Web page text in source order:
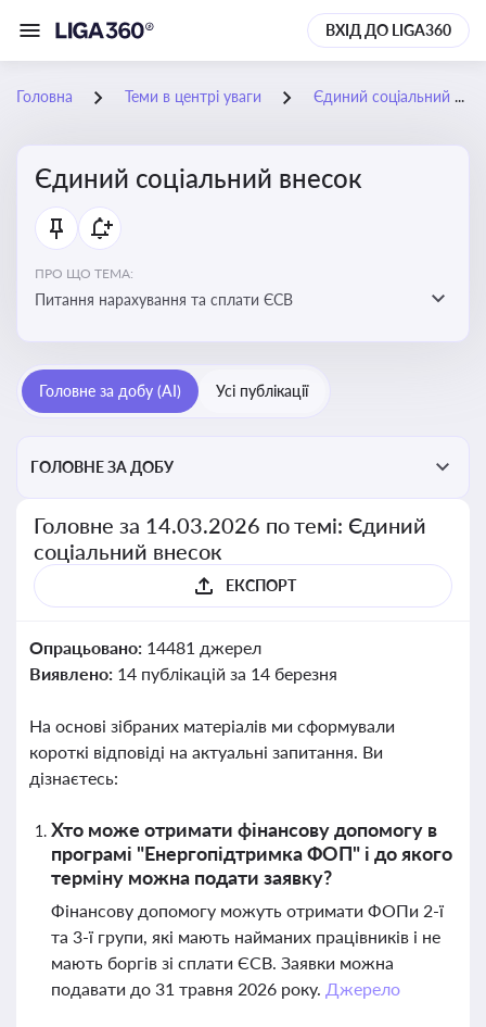
ВХІД ДО LIGA360
Головна Теми в центрі уваги Єдиний соціальний внесок
Єдиний соціальний внесок
ПРО ЩО ТЕМА:
Питання нарахування та сплати ЄСВ
Головне за добу (AI) Усі публікації
ГОЛОВНЕ ЗА ДОБУ
Головне за 14.03.2026 по темі: Єдиний
соціальний внесок
ЕКСПОРТ
Опрацьовано: 14481 джерел
Виявлено: 14 публікацій за 14 березня
На основі зібраних матеріалів ми сформували
короткі відповіді на актуальні запитання. Ви
дізнаєтесь:
Хто може отримати фінансову допомогу в
програмі "Енергопідтримка ФОП" і до якого
терміну можна подати заявку?
Фінансову допомогу можуть отримати ФОПи 2-ї
та 3-ї групи, які мають найманих працівників і не
мають боргів зі сплати ЄСВ. Заявки можна
подавати до 31 травня 2026 року. Джерело